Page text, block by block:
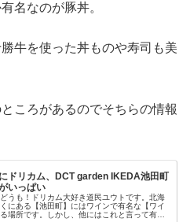
名なのが豚丼。
牛を使った丼ものや寿司も美
ころがあるのでそちらの情報
ドリカム、DCT garden IKEDA池田町
いっぱい
うも！ドリカム大好き道民ユウトです。北海
にある【池田町】にはワインで有名な【ワイ
場所です。しかし、他にはこれと言って有名